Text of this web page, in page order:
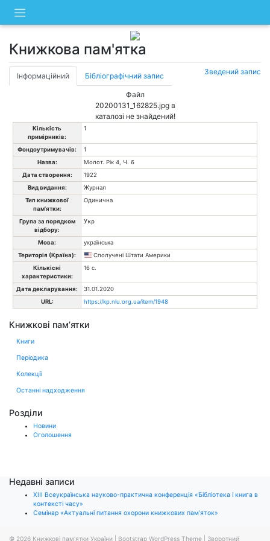
content
Книжкова пам'ятка
Інформаційний Бібліографічний запис Зведений запис
Файл
20200131_162825.jpg в
каталозі не знайдений!
Кількість
примірників:
1
Фондоутримувачів:
1
Назва:
Молот. Рік 4, Ч. 6
Дата створення:
1922
Вид видання:
Журнал
Тип книжкової
пам'ятки:
Одинична
Група за порядком
відбору:
Укр
Мова:
українська
Територія (Країна):
Сполучені Штати Америки
Кількісні
характеристики:
16 с.
Дата декларування:
31.01.2020
URL:
https://kp.nlu.org.ua/item/1948
Книжкові пам’ятки
Книги
Періодика
Колекції
Останні надходження
Розділи
Новини
Оголошення
Недавні записи
ХІІІ Всеукраїнська науково-практична конференція «Бібліотека і книга в
контексті часу»
Семінар «Актуальні питання охорони книжкових пам’яток»
© 2026 Книжкові пам'ятки України Bootstrap WordPress Theme Зворотний